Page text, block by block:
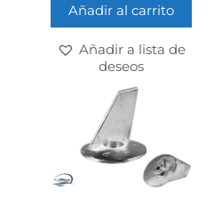
Añadir al carrito
Añadir a lista de
deseos